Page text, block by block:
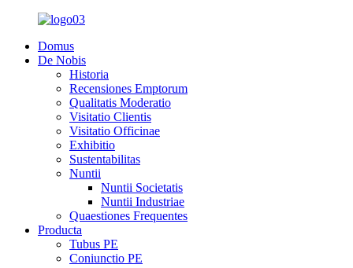
Domus
De Nobis
Historia
Recensiones Emptorum
Qualitatis Moderatio
Visitatio Clientis
Visitatio Officinae
Exhibitio
Sustentabilitas
Nuntii
Nuntii Societatis
Nuntii Industriae
Quaestiones Frequentes
Producta
Tubus PE
Coniunctio PE